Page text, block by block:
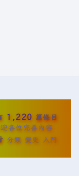
1,220 篇條目
各位完善內容
分類 變更 入門